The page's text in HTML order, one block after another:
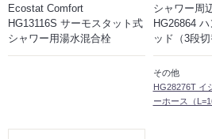
Ecostat Comfort
HG13116S サーモスタット式
シャワー用湯水混合栓
シャワー周
HG26864
ッド（3段切
その他
HG28276T イ
ーホース（